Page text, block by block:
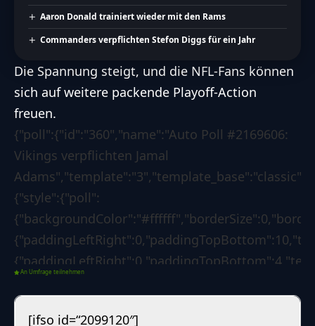
Aaron Donald trainiert wieder mit den Rams
Commanders verpflichten Stefon Diggs für ein Jahr
Die Spannung steigt, und die NFL-Fans können
sich auf weitere packende Playoff-Action
freuen.
{"poll":{"id":"360","name":"Auto Poll #2169606:
Vikings verpflichten Jamal
{"style":{"poll":
An Umfrage teilnehmen
[ifso id=“2099120″]